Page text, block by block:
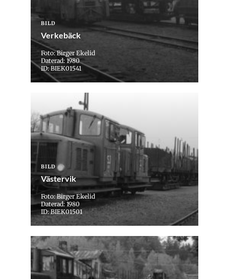
BILD
Verkebäck
Foto: Birger Ekelid
Daterad: 1980
ID: BIEK01541
BILD
Västervik
Foto: Birger Ekelid
Daterad: 1980
ID: BIEK01501